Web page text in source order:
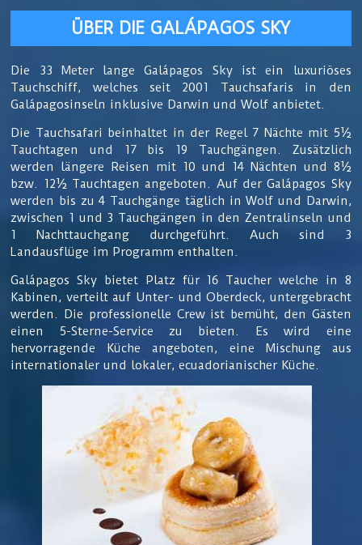
ÜBER DIE GALÁPAGOS SKY
Die 33 Meter lange Galápagos Sky ist ein luxuriöses
Tauchschiff, welches seit 2001 Tauchsafaris in den
Galápagosinseln inklusive Darwin und Wolf anbietet.
Die Tauchsafari beinhaltet in der Regel 7 Nächte mit 5½
Tauchtagen und 17 bis 19 Tauchgängen. Zusätzlich
werden längere Reisen mit 10 und 14 Nächten und 8½
bzw. 12½ Tauchtagen angeboten. Auf der Galápagos Sky
werden bis zu 4 Tauchgänge täglich in Wolf und Darwin,
zwischen 1 und 3 Tauchgängen in den Zentralinseln und
1 Nachttauchgang durchgeführt. Auch sind 3
Landausflüge im Programm enthalten.
Galápagos Sky bietet Platz für 16 Taucher welche in 8
Kabinen, verteilt auf Unter- und Oberdeck, untergebracht
werden. Die professionelle Crew ist bemüht, den Gästen
einen 5-Sterne-Service zu bieten. Es wird eine
hervorragende Küche angeboten, eine Mischung aus
internationaler und lokaler, ecuadorianischer Küche.